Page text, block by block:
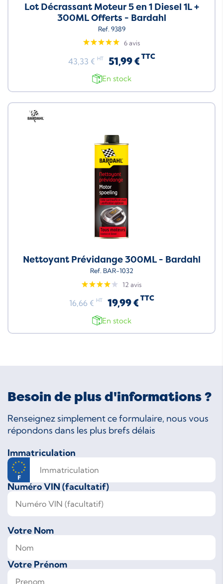
Lot Décrassant Moteur 5 en 1 Diesel 1L +
300ML Offerts - Bardahl
Ref. 9389
6 avis
43,33 € HT 51,99 € TTC
En stock
Neuf
Nettoyant Prévidange 300ML - Bardahl
Ref. BAR-1032
12 avis
16,66 € HT 19,99 € TTC
En stock
Besoin de plus d'informations ?
Renseignez simplement ce formulaire, nous vous
répondons dans les plus brefs délais
Immatriculation
Numéro VIN (facultatif)
Votre Nom
Votre Prénom